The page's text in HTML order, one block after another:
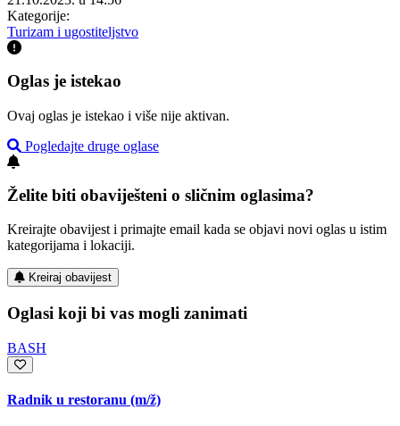
Kategorije:
Turizam i ugostiteljstvo
Oglas je istekao
Ovaj oglas je istekao i više nije aktivan.
Pogledajte druge oglase
Želite biti obaviješteni o sličnim oglasima?
Kreirajte obavijest i primajte email kada se objavi novi oglas u istim
kategorijama i lokaciji.
Kreiraj obavijest
Oglasi koji bi vas mogli zanimati
BASH
Radnik u restoranu (m/ž)